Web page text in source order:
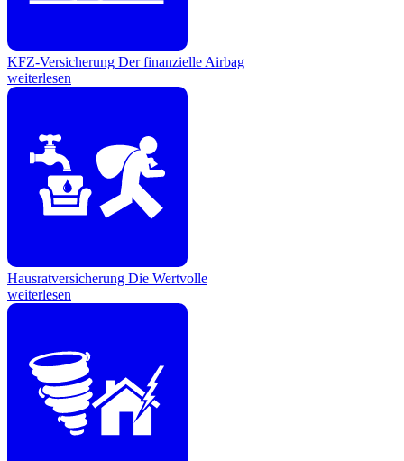
KFZ-Versicherung Der finanzielle Airbag
weiterlesen
Hausratversicherung Die Wertvolle
weiterlesen